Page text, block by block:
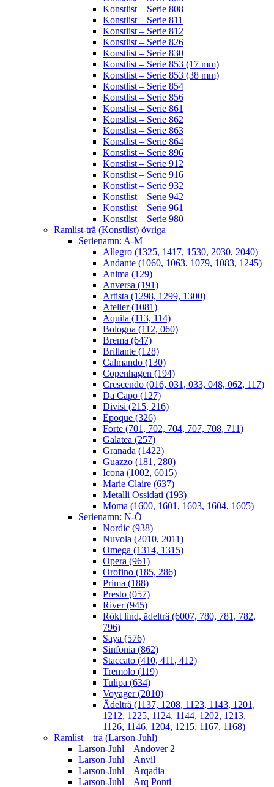
Konstlist – Serie 808
Konstlist – Serie 811
Konstlist – Serie 812
Konstlist – Serie 826
Konstlist – Serie 830
Konstlist – Serie 853 (17 mm)
Konstlist – Serie 853 (38 mm)
Konstlist – Serie 854
Konstlist – Serie 856
Konstlist – Serie 861
Konstlist – Serie 862
Konstlist – Serie 863
Konstlist – Serie 864
Konstlist – Serie 896
Konstlist – Serie 912
Konstlist – Serie 916
Konstlist – Serie 932
Konstlist – Serie 942
Konstlist – Serie 961
Konstlist – Serie 980
Ramlist-trä (Konstlist) övriga
Serienamn: A-M
Allegro (1325, 1417, 1530, 2030, 2040)
Andante (1060, 1063, 1079, 1083, 1245)
Anima (129)
Anversa (191)
Artista (1298, 1299, 1300)
Atelier (1081)
Aquila (113, 114)
Bologna (112, 060)
Brema (647)
Brillante (128)
Calmando (130)
Copenhagen (194)
Crescendo (016, 031, 033, 048, 062, 117)
Da Capo (127)
Divisi (215, 216)
Epoque (326)
Forte (701, 702, 704, 707, 708, 711)
Galatea (257)
Granada (1422)
Guazzo (181, 280)
Icona (1002, 6015)
Marie Claire (637)
Metalli Ossidati (193)
Moma (1600, 1601, 1603, 1604, 1605)
Serienamn: N-Ö
Nordic (938)
Nuvola (2010, 2011)
Omega (1314, 1315)
Opera (961)
Orofino (185, 286)
Prima (188)
Presto (057)
River (945)
Rökt lind, ädelträ (6007, 780, 781, 782,
796)
Saya (576)
Sinfonia (862)
Staccato (410, 411, 412)
Tremolo (119)
Tulipa (634)
Voyager (2010)
Ädelträ (1137, 1208, 1123, 1143, 1201,
1212, 1225, 1124, 1144, 1202, 1213,
1126, 1146, 1204, 1215, 1167, 1168)
Ramlist – trä (Larson-Juhl)
Larson-Juhl – Andover 2
Larson-Juhl – Anvil
Larson-Juhl – Arqadia
Larson-Juhl – Arq Ponti